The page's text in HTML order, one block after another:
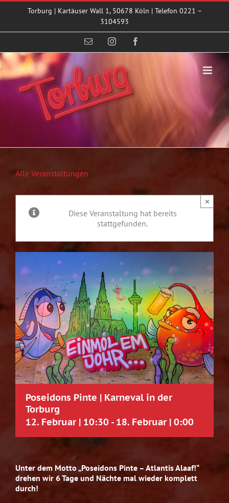
Zum
Torburg | Kartäuser Wall 1, 50678 Köln | Telefon 0221 –
3104593
E-
Instagram
Alle Veranstaltungen
Diese Veranstaltung hat bereits
stattgefunden.
×
Poseidons Pinte | Karneval in der
Torburg
12. Februar | 10:30 - 18. Februar | 0:00
Unter dem Motto „Poseidons Pinte – Atlantis Alaaf!“
drehen wir 6 Tage und Nächte mal wieder komplett
durch!